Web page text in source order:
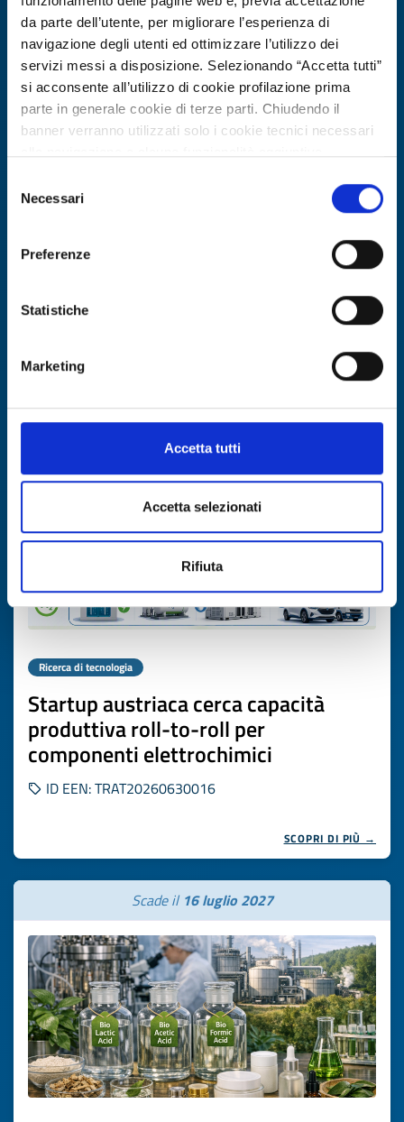
da parte dell’utente, per migliorare l’esperienza di
navigazione degli utenti ed ottimizzare l’utilizzo dei
servizi messi a disposizione. Selezionando “Accetta tutti”
si acconsente all’utilizzo di cookie profilazione prima
parte in generale cookie di terze parti. Chiudendo il
banner verranno utilizzati solo i cookie tecnici necessari
Per conoscere i dettagli, consulta la nostra cookie policy.
https://www.openinnovation.regione.lombardia.it/it/co
https://www.openinnovation.regione.lombardia.it/it/pr
delNecessari
Preferenze
Statistiche
Marketing
Accetta tutti
Accetta selezionati
Rifiuta
Offerta di tecnologia
digitalizzazione e sostenibilità nei
ID EEN: TOTR20260624006
SCOPRI DI PIÙ →
Ricerca di tecnologia
Startup austriaca cerca capacità
produttiva roll-to-roll per
componenti elettrochimici
ID EEN: TRAT20260630016
SCOPRI DI PIÙ →
Scade il 16 luglio 2027